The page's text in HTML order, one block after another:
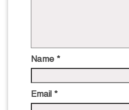
Name *
Email *